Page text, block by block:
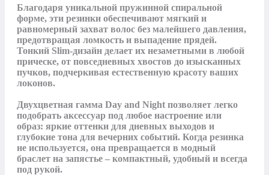
Благодаря уникальной пружинной спиральной
форме, эти резинки обеспечивают мягкий и
равномерный захват волос без малейшего давления,
предотвращая ломкость и выпадение прядей.
Тонкий Slim-дизайн делает их незаметными в любой
прическе, от повседневных хвостов до изысканных
пучков, подчеркивая естественную красоту ваших
локонов.
Двухцветная гамма Day and Night позволяет легко
подобрать аксессуар под любое настроение или
образ: яркие оттенки для дневных выходов и
глубокие тона для вечерних событий. Когда резинка
не используется, она превращается в модный
браслет на запястье – компактный, удобный и всегда
под рукой.